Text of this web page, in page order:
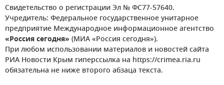
Свидетельство о регистрации Эл № ФС77-57640.
Учредитель: Федеральное государственное унитарное
предприятие Международное информационное агентство
«Россия сегодня» (МИА «Россия сегодня»).
При любом использовании материалов и новостей сайта
РИА Новости Крым гиперссылка на https://crimea.ria.ru
обязательна не ниже второго абзаца текста.